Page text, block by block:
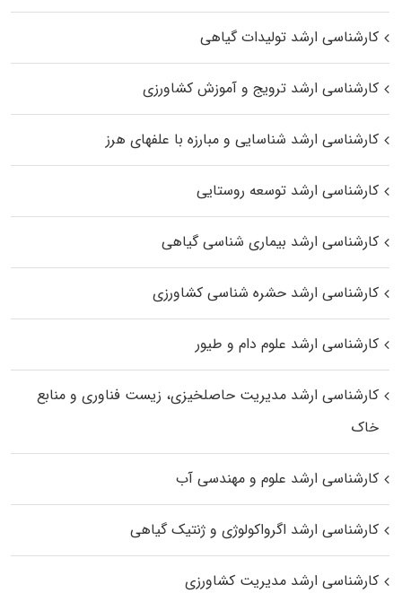
کارشناسی ارشد تولیدات گیاهی
کارشناسی ارشد ترویج و آموزش کشاورزی
کارشناسی ارشد شناسایی و مبارزه با علفهای هرز
کارشناسی ارشد توسعه روستایی
کارشناسی ارشد بیماری‌ شناسی گیاهی
کارشناسی ارشد حشره‌ شناسی کشاورزی
کارشناسی ارشد علوم دام و طیور
کارشناسی ارشد مدیریت حاصلخیزی، زیست فناوری و منابع
خاک
کارشناسی ارشد علوم و مهندسی آب
کارشناسی ارشد اگرواکولوژی و ژنتیک گیاهی
کارشناسی ارشد مدیریت کشاورزی